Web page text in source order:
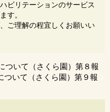
ビリテーションのサービス
す。
ご理解の程宜しくお願いい
ついて（さくら園）第８報
ついて（さくら園）第９報